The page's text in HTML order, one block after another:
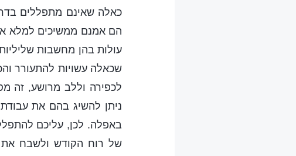
כאלה שאינם מתפללים
הם אמנם ממשיכים למלא
עולות בהן מחשבות
שכאלה עשויות להתעורר
לכפירה וללב מרושע, זה
ניתן להשיג בהם את
באפלה. לכן, עליכם
של רוח הקודש ולשבח את